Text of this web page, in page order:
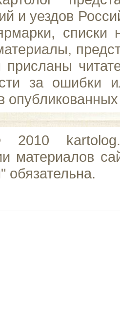
и уездов
списки
присланы
за ошибки
2010
материалов
" обязательна.